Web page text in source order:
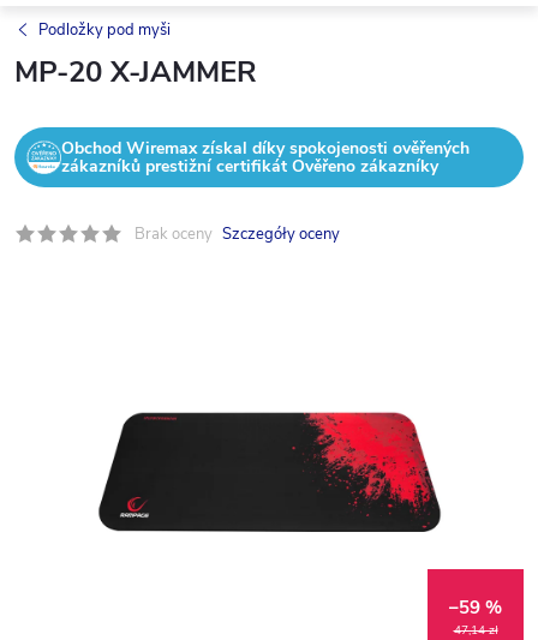
Podložky pod myši
MP-20 X-JAMMER
Obchod Wiremax získal díky spokojenosti ověřených
zákazníků prestižní certifikát Ověřeno zákazníky
Brak oceny Szczegóły oceny
47,14 zł
–59 %